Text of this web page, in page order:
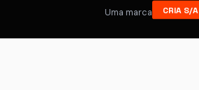
Uma marca
CRIA S/A